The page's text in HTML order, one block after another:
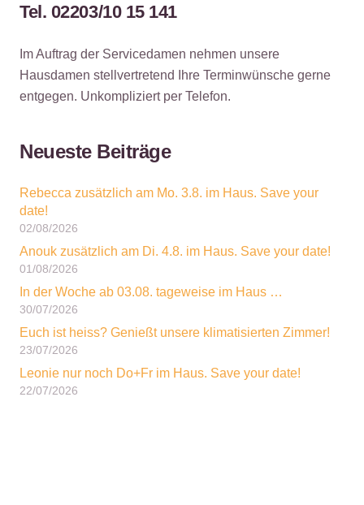
Tel. 02203/10 15 141
Im Auftrag der Servicedamen nehmen unsere
Hausdamen stellvertretend Ihre Terminwünsche gerne
entgegen. Unkompliziert per Telefon.
Neueste Beiträge
Rebecca zusätzlich am Mo. 3.8. im Haus. Save your
date!
02/08/2026
Anouk zusätzlich am Di. 4.8. im Haus. Save your date!
01/08/2026
In der Woche ab 03.08. tageweise im Haus …
30/07/2026
Euch ist heiss? Genießt unsere klimatisierten Zimmer!
23/07/2026
Leonie nur noch Do+Fr im Haus. Save your date!
22/07/2026